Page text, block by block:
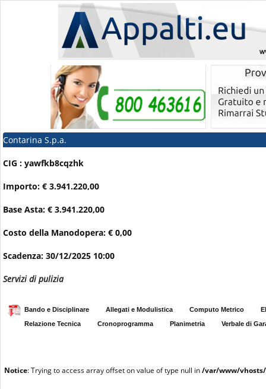
Contarina S.p.a.
CIG : yawfkb8cqzhk
Importo: € 3.941.220,00
Base Asta: € 3.941.220,00
Costo della Manodopera: € 0,00
Scadenza: 30/12/2025 10:00
Servizi di pulizia
Bando e Disciplinare Allegati e Modulistica Computo Metrico
Relazione Tecnica
Cronoprogramma Planimetria Verbale di
Notice: Trying to access array offset on value of type null in/var/www/